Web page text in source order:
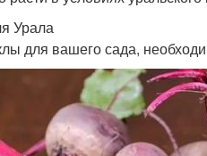
Урала
для вашего сада,